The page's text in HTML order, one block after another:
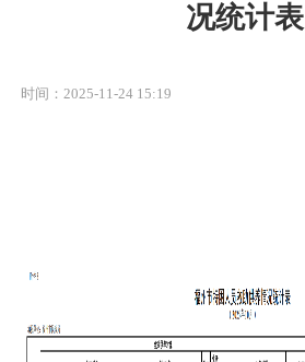
况统计表
时间：2025-11-24 15:19